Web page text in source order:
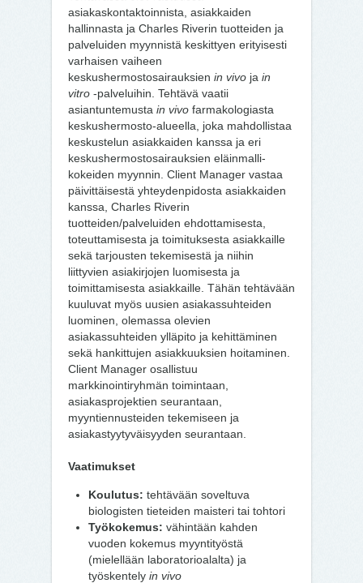
asiakaskontaktoinnista, asiakkaiden
hallinnasta ja Charles Riverin tuotteiden ja
palveluiden myynnistä keskittyen erityisesti
varhaisen vaiheen
keskushermostosairauksien in vivo ja in
vitro -palveluihin. Tehtävä vaatii
asiantuntemusta in vivo farmakologiasta
keskushermosto-alueella, joka mahdollistaa
keskustelun asiakkaiden kanssa ja eri
keskushermostosairauksien eläinmalli-
kokeiden myynnin. Client Manager vastaa
päivittäisestä yhteydenpidosta asiakkaiden
kanssa, Charles Riverin
tuotteiden/palveluiden ehdottamisesta,
toteuttamisesta ja toimituksesta asiakkaille
sekä tarjousten tekemisestä ja niihin
liittyvien asiakirjojen luomisesta ja
toimittamisesta asiakkaille. Tähän tehtävään
kuuluvat myös uusien asiakassuhteiden
luominen, olemassa olevien
asiakassuhteiden ylläpito ja kehittäminen
sekä hankittujen asiakkuuksien hoitaminen.
Client Manager osallistuu
markkinointiryhmän toimintaan,
asiakasprojektien seurantaan,
myyntiennusteiden tekemiseen ja
asiakastyytyväisyyden seurantaan.
Vaatimukset
Koulutus: tehtävään soveltuva
biologisten tieteiden maisteri tai tohtori
Työkokemus: vähintään kahden
vuoden kokemus myyntityöstä
(mielellään laboratorioalalta) ja
työskentely in vivo